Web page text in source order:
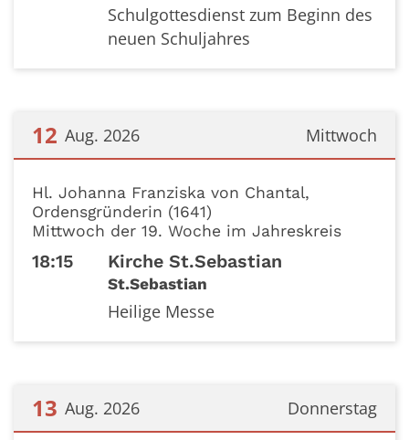
Schulgottesdienst zum Beginn des
neuen Schuljahres
Mittwoch
12 Aug. 2026
Hl. Johanna Franziska von Chantal,
Ordensgründerin (1641)
Mittwoch der 19. Woche im Jahreskreis
18:15 Kirche St.Sebastian
St.Sebastian
Heilige Messe
Donnerstag
13 Aug. 2026